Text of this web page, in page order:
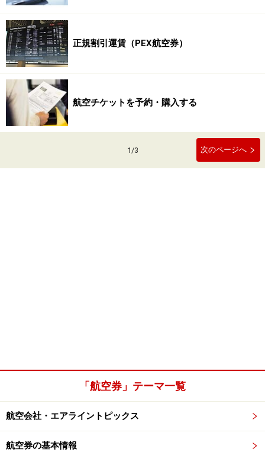
正規割引運賃（PEX航空券）
航空チケットを予約・購入する
1/3 次のページへ
「航空券」テーマ一覧
航空会社・エアライントピックス
航空券の基本情報